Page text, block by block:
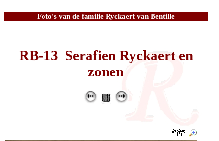
Foto's van de familie Ryckaert van Bentille
RB-13 Serafien Ryckaert en
zonen